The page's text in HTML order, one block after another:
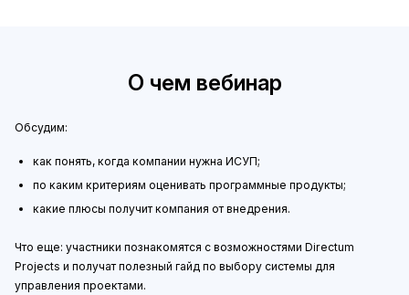
О чем вебинар
Обсудим:
как понять, когда компании нужна ИСУП;
по каким критериям оценивать программные продукты;
какие плюсы получит компания от внедрения.
Что еще: участники познакомятся с возможностями Directum
Projects и получат полезный гайд по выбору системы для
управления проектами.